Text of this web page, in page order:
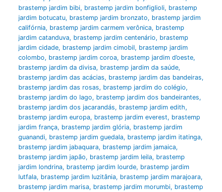
brastemp jardim bibi, brastemp jardim bonfiglioli, brastemp
jardim botucatu, brastemp jardim bronzato, brastemp jardim
califórnia, brastemp jardim carmem verônica, brastemp
jardim catanduva, brastemp jardim centenário, brastemp
jardim cidade, brastemp jardim cimobil, brastemp jardim
colombo, brastemp jardim coroa, brastemp jardim d’oeste,
brastemp jardim da divisa, brastemp jardim da saúde,
brastemp jardim das acácias, brastemp jardim das bandeiras,
brastemp jardim das rosas, brastemp jardim do colégio,
brastemp jardim do lago, brastemp jardim dos bandeirantes,
brastemp jardim dos jacarandás, brastemp jardim edith,
brastemp jardim europa, brastemp jardim everest, brastemp
jardim frança, brastemp jardim glória, brastemp jardim
guanandi, brastemp jardim guedala, brastemp jardim itatinga,
brastemp jardim jabaquara, brastemp jardim jamaica,
brastemp jardim japão, brastemp jardim leila, brastemp
jardim londrina, brastemp jardim lourde, brastemp jardim
lutfala, brastemp jardim luzitânia, brastemp jardim marajoara,
brastemp jardim marisa, brastemp jardim morumbi, brastemp